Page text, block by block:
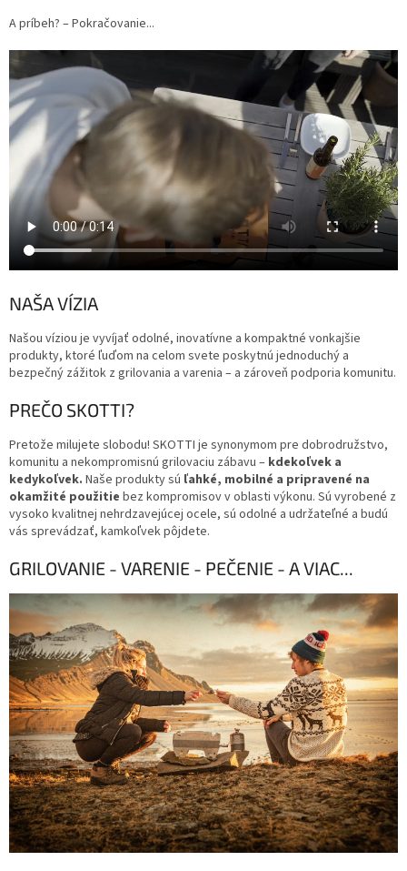
A príbeh? – Pokračovanie...
NAŠA VÍZIA
Našou víziou je vyvíjať odolné, inovatívne a kompaktné vonkajšie
produkty, ktoré ľuďom na celom svete poskytnú jednoduchý a
bezpečný zážitok z grilovania a varenia – a zároveň podporia komunitu.
PREČO SKOTTI?
Pretože milujete slobodu! SKOTTI je synonymom pre dobrodružstvo,
komunitu a nekompromisnú grilovaciu zábavu – kdekoľvek a
kedykoľvek. Naše produkty sú ľahké, mobilné a pripravené na
okamžité použitie bez kompromisov v oblasti výkonu. Sú vyrobené z
vysoko kvalitnej nehrdzavejúcej ocele, sú odolné a udržateľné a budú
vás sprevádzať, kamkoľvek pôjdete.
GRILOVANIE - VARENIE - PEČENIE - A VIAC...